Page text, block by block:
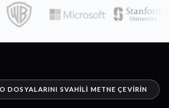
DOSYALARINI SVAHILI METNE ÇEVIRIN